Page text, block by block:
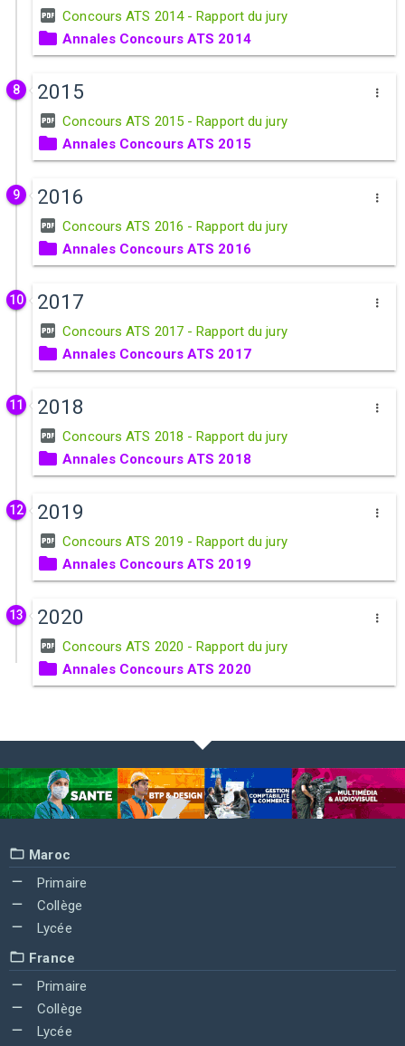
Concours ATS 2014 - Rapport du jury
Annales Concours ATS 2014
8 2015
Concours ATS 2015 - Rapport du jury
Annales Concours ATS 2015
9 2016
Concours ATS 2016 - Rapport du jury
Annales Concours ATS 2016
10 2017
Concours ATS 2017 - Rapport du jury
Annales Concours ATS 2017
11 2018
Concours ATS 2018 - Rapport du jury
Annales Concours ATS 2018
12 2019
Concours ATS 2019 - Rapport du jury
Annales Concours ATS 2019
13 2020
Concours ATS 2020 - Rapport du jury
Annales Concours ATS 2020
Maroc
Primaire
Collège
Lycée
France
Primaire
Collège
Lycée